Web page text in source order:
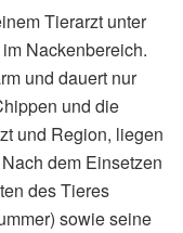
Tierarzt unter
Nackenbereich.
und dauert nur
und die
und Region, liegen
dem Einsetzen
des Tieres
sowie seine